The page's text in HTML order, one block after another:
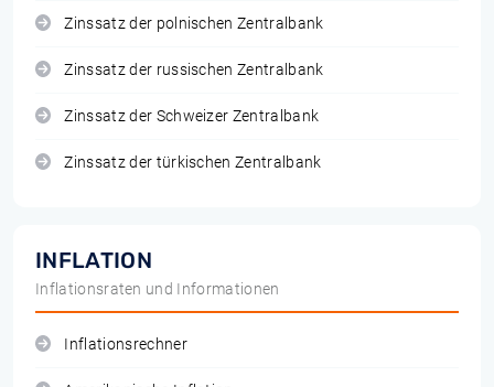
Zinssatz der polnischen Zentralbank
Zinssatz der russischen Zentralbank
Zinssatz der Schweizer Zentralbank
Zinssatz der türkischen Zentralbank
INFLATION
Inflationsraten und Informationen
Inflationsrechner